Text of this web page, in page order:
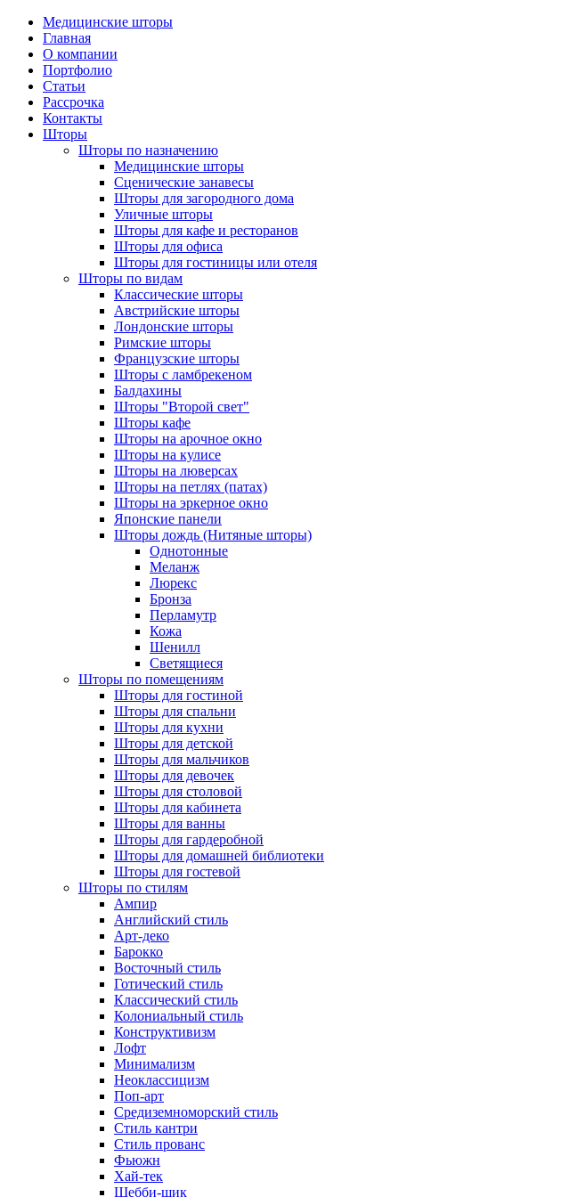
Медицинские шторы
Главная
О компании
Портфолио
Статьи
Рассрочка
Контакты
Шторы
Шторы по назначению
Медицинские шторы
Сценические занавесы
Шторы для загородного дома
Уличные шторы
Шторы для кафе и ресторанов
Шторы для офиса
Шторы для гостиницы или отеля
Шторы по видам
Классические шторы
Австрийские шторы
Лондонские шторы
Римские шторы
Французские шторы
Шторы с ламбрекеном
Балдахины
Шторы "Второй свет"
Шторы кафе
Шторы на арочное окно
Шторы на кулисе
Шторы на люверсах
Шторы на петлях (патах)
Шторы на эркерное окно
Японские панели
Шторы дождь (Нитяные шторы)
Однотонные
Меланж
Люрекс
Бронза
Перламутр
Кожа
Шенилл
Светящиеся
Шторы по помещениям
Шторы для гостиной
Шторы для спальни
Шторы для кухни
Шторы для детской
Шторы для мальчиков
Шторы для девочек
Шторы для столовой
Шторы для кабинета
Шторы для ванны
Шторы для гардеробной
Шторы для домашней библиотеки
Шторы для гостевой
Шторы по стилям
Ампир
Английский стиль
Арт-деко
Барокко
Восточный стиль
Готический стиль
Классический стиль
Колониальный стиль
Конструктивизм
Лофт
Минимализм
Неоклассицизм
Поп-арт
Средиземноморский стиль
Стиль кантри
Стиль прованс
Фьюжн
Хай-тек
Шебби-шик